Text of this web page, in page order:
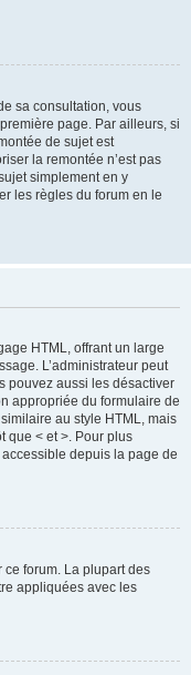
sa consultation, vous
page. Par ailleurs, si
de sujet est
la remontée n’est pas
simplement en y
les règles du forum en le
HTML, offrant un large
L’administrateur peut
pouvez aussi les désactiver
appropriée du formulaire de
au style HTML, mais
que < et >. Pour plus
depuis la page de
ce forum. La plupart des
appliquées avec les